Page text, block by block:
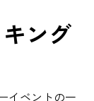
ング
イベントの一